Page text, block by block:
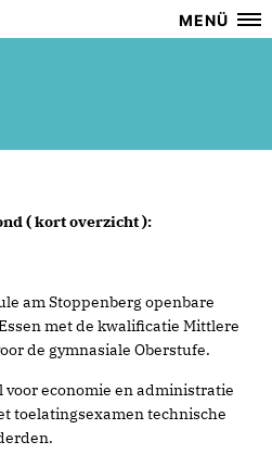
MENÜ
( kort overzicht ):
am Stoppenberg openbare
met de kwalificatie Mittlere
de gymnasiale Oberstufe.
voor economie en administratie
toelatingsexamen technische